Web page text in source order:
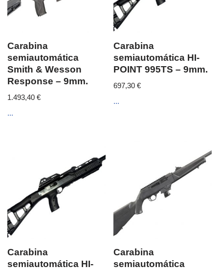
Carabina
semiautomática
Smith & Wesson
Response – 9mm.
1.493,40 €
...
Carabina
semiautomática HI-
POINT 995TS – 9mm.
697,30€
...
Carabina
semiautomática HI-
Carabina
semiautomática